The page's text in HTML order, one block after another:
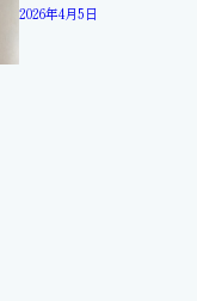
2026年4月5日